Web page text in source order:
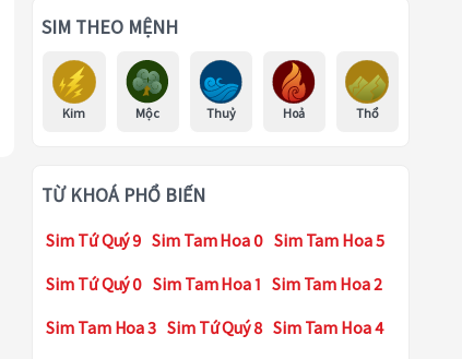
SIM THEO MỆNH
Kim Mộc Thuỷ Hoả Thổ
TỪ KHOÁ PHỔ BIẾN
Sim Tứ Quý 9 Sim Tam Hoa 0 Sim Tam Hoa 5
Sim Tứ Quý 0 Sim Tam Hoa 1 Sim Tam Hoa 2
Sim Tam Hoa 3 Sim Tứ Quý 8 Sim Tam Hoa 4